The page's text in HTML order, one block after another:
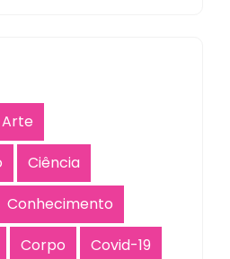
Arte
Ciência
Conhecimento
Corpo
Covid-19